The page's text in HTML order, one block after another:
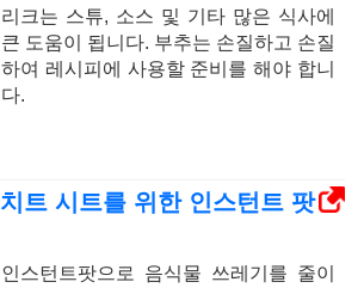
리크는 스튜, 소스 및 기타 많은 식사에
큰 도움이 됩니다. 부추는 손질하고 손질
하여 레시피에 사용할 준비를 해야 합니
다.
트 시트를 위한 인스턴트 팟
인스턴트팟으로 음식물 쓰레기를 줄이